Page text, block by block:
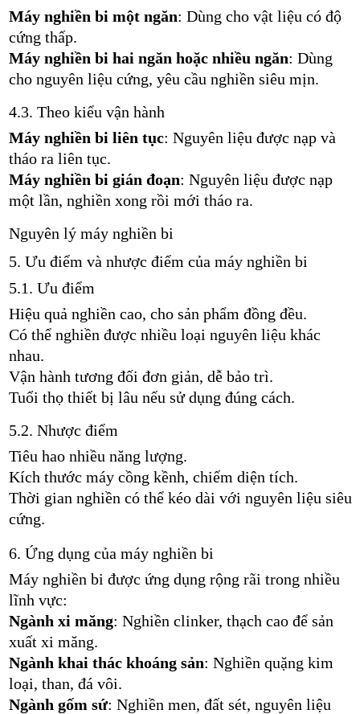
Máy nghiền bi một ngăn: Dùng cho vật liệu có độ
cứng thấp.
Máy nghiền bi hai ngăn hoặc nhiều ngăn: Dùng
cho nguyên liệu cứng, yêu cầu nghiền siêu mịn.
4.3. Theo kiểu vận hành
Máy nghiền bi liên tục: Nguyên liệu được nạp và
tháo ra liên tục.
Máy nghiền bi gián đoạn: Nguyên liệu được nạp
một lần, nghiền xong rồi mới tháo ra.
Nguyên lý máy nghiền bi
5. Ưu điểm và nhược điểm của máy nghiền bi
5.1. Ưu điểm
Hiệu quả nghiền cao, cho sản phẩm đồng đều.
Có thể nghiền được nhiều loại nguyên liệu khác
nhau.
Vận hành tương đối đơn giản, dễ bảo trì.
Tuổi thọ thiết bị lâu nếu sử dụng đúng cách.
5.2. Nhược điểm
Tiêu hao nhiều năng lượng.
Kích thước máy cồng kềnh, chiếm diện tích.
Thời gian nghiền có thể kéo dài với nguyên liệu siêu
cứng.
6. Ứng dụng của máy nghiền bi
Máy nghiền bi được ứng dụng rộng rãi trong nhiều
lĩnh vực:
Ngành xi măng: Nghiền clinker, thạch cao để sản
xuất xi măng.
Ngành khai thác khoáng sản: Nghiền quặng kim
loại, than, đá vôi.
Ngành gốm sứ: Nghiền men, đất sét, nguyên liệu